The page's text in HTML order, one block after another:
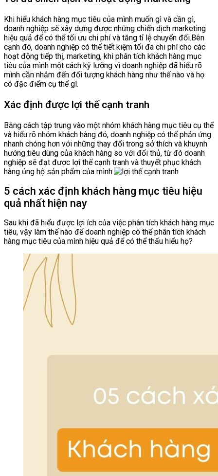
Khi hiểu khách hàng mục tiêu của mình muốn gì và cần gì,
doanh nghiệp sẽ xây dựng được những chiến dịch marketing
hiệu quả để có thể tối ưu chi phí và tăng tỉ lệ chuyển đổi.Bên
cạnh đó, doanh nghiệp có thể tiết kiệm tối đa chi phí cho các
hoạt động tiếp thị, marketing, khi phân tích khách hàng mục
tiêu của mình một cách kỹ lưỡng vì doanh nghiệp đã hiểu rõ
mình cần nhắm đến đối tượng khách hàng như thế nào và họ
có đặc điểm cụ thể gì.
Xác định được lợi thế cạnh tranh
Bằng cách tập trung vào một nhóm khách hàng mục tiêu cụ thể
và hiểu rõ nhóm khách hàng đó, doanh nghiệp có thể phản ứng
nhanh chóng hơn với những thay đổi trong sở thích và khuynh
hướng tiêu dùng của khách hàng so với đối thủ, từ đó doanh
nghiệp sẽ đạt được lợi thế cạnh tranh và thuyết phục khách
hàng ủng hộ sản phẩm của mình.
5 cách xác định khách hàng mục tiêu hiệu
quả nhất hiện nay
Sau khi đã hiểu được lợi ích của việc phân tích khách hàng mục
tiêu, vậy làm thế nào để doanh nghiệp có thể phân tích khách
hàng mục tiêu của mình hiệu quả để có thể thấu hiểu họ?